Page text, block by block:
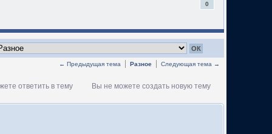
0
← Предыдущая тема Разное Следующая тема →
Вы не можете создать новую тему
ответить в тему